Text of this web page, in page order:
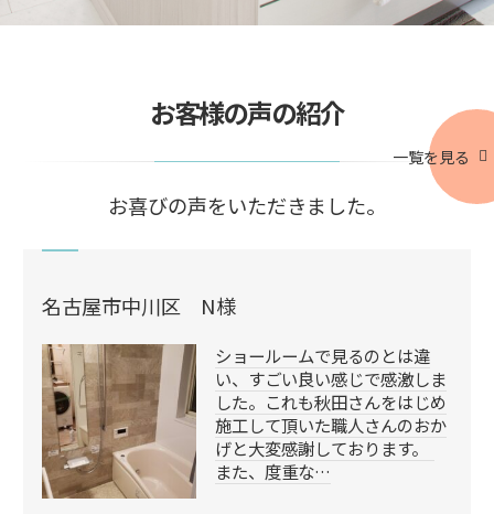
お客様の声の紹介
お喜びの声をいただきました。
一覧を見る
名古屋市中川区 N様
ショールームで見るのとは違
い、すごい良い感じで感激しま
した。これも秋田さんをはじめ
施工して頂いた職人さんのおか
げと大変感謝しております。
また、度重な…